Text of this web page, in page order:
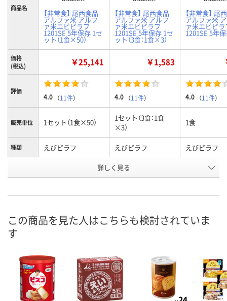
商品名
【非常食】 尾西食品
アルファ米 アルフ
ァ米エビピラフ
1201SE 5年保存 1セ
ット（1食×50）
【非常食】 尾西食品
アルファ米 アルフ
ァ米エビピラフ
1201SE 5年保存 1セ
ット（3食：1食×3）
【非常食】 尾
アルファ米
ァ米エビピラ
1201SE 5年
価格
(税込)
￥25,141 ￥1,583
評価
4.0 （11件） 4.0 （11件） 4.0 （11件）
販売単位 1セット（1食×50）
1セット（3食：1食
×3）
1食
種類 えびピラフ えびピラフ えびピラフ
3112922 3112913
お届け日 8月10日（月） 8月10日（月） 8月10日（月）
数量
カゴへ
数量
カゴへ カ
詳しく見る
この商品を見た人はこちらも検討されていま
す